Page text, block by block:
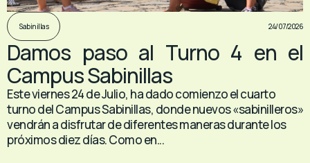
Sabinillas 24/07/2026
Damos paso al Turno 4 en el
Campus Sabinillas
Este viernes 24 de Julio, ha dado comienzo el cuarto
turno del Campus Sabinillas, donde nuevos «sabinilleros»
vendrán a disfrutar de diferentes maneras durante los
próximos diez días. Como en...